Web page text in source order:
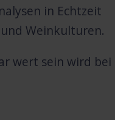
in Echtzeit
Weinkulturen.
wert sein wird bei